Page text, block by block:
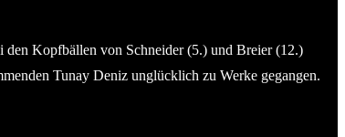
den Kopfbällen von Schneider (5.) und Breier (12.)
Tunay Deniz unglücklich zu Werke gegangen.